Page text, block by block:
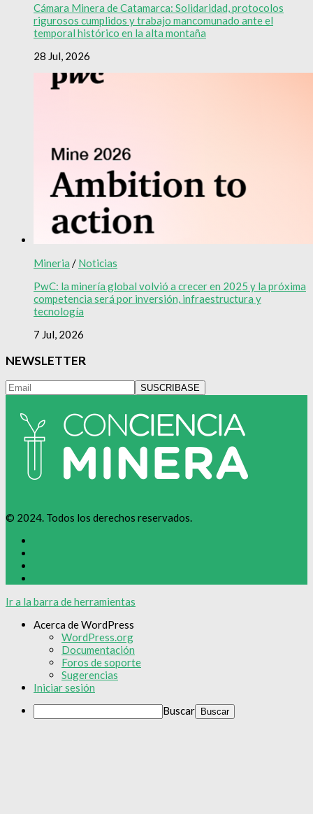
Cámara Minera de Catamarca: Solidaridad, protocolos
rigurosos cumplidos y trabajo mancomunado ante el
temporal histórico en la alta montaña
28 Jul, 2026
Mineria / Noticias
PwC: la minería global volvió a crecer en 2025 y la próxima
competencia será por inversión, infraestructura y
tecnología
7 Jul, 2026
NEWSLETTER
© 2024. Todos los derechos reservados.
Ir a la barra de herramientas
Acerca de WordPress
WordPress.org
Documentación
Foros de soporte
Sugerencias
Iniciar sesión
Buscar